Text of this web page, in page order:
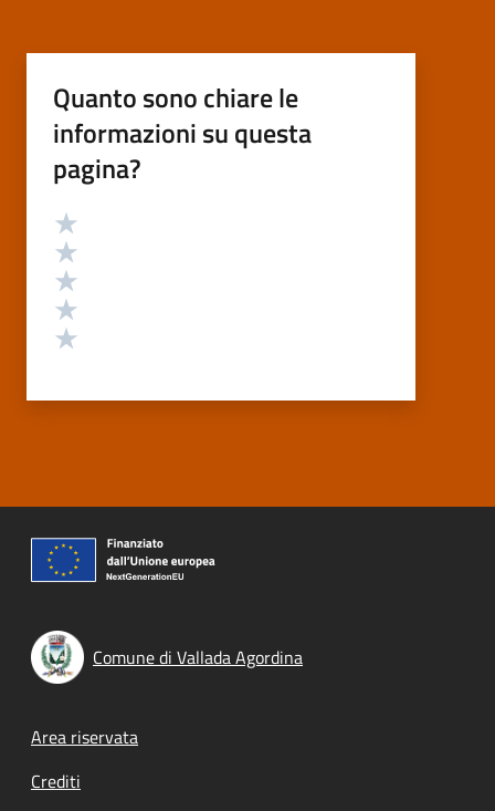
Quanto sono chiare le
informazioni su questa
pagina?
Valutazione
Comune di Vallada Agordina
Footer menu
Area riservata
Crediti